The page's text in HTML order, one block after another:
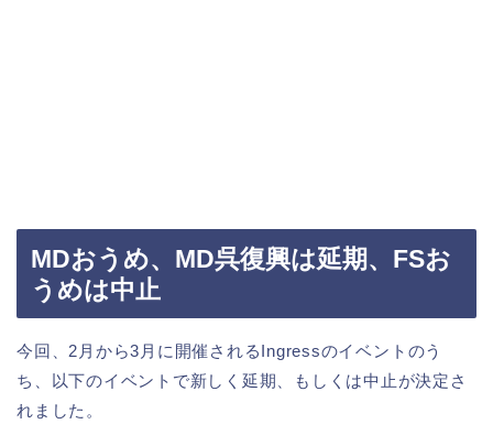
MDおうめ、MD呉復興は延期、FSお
うめは中止
今回、2月から3月に開催されるIngressのイベントのう
ち、以下のイベントで新しく延期、もしくは中止が決定さ
れました。